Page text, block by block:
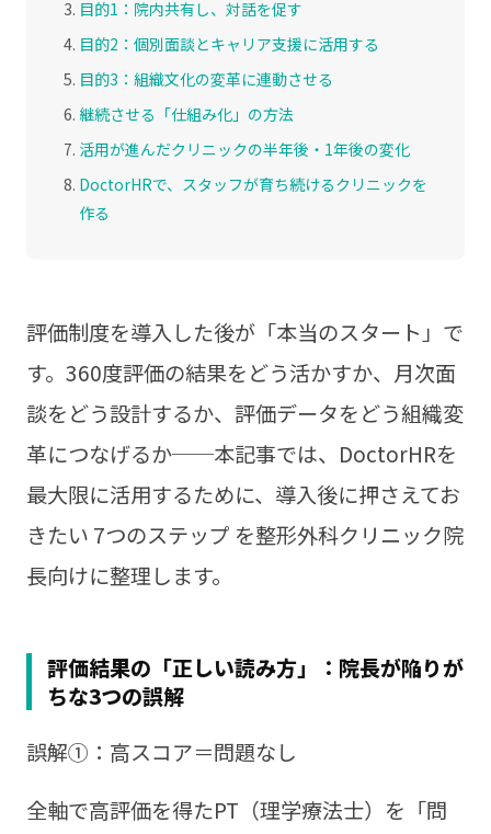
目的1：院内共有し、対話を促す
目的2：個別面談とキャリア支援に活用する
目的3：組織文化の変革に連動させる
継続させる「仕組み化」の方法
活用が進んだクリニックの半年後・1年後の変化
DoctorHRで、スタッフが育ち続けるクリニックを
作る
評価制度を導入した後が「本当のスタート」で
す。360度評価の結果をどう活かすか、月次面
談をどう設計するか、評価データをどう組織変
革につなげるか──本記事では、DoctorHRを
最大限に活用するために、導入後に押さえてお
きたい 7つのステップ を整形外科クリニック院
長向けに整理します。
評価結果の「正しい読み方」：院長が陥りが
ちな3つの誤解
誤解①：高スコア＝問題なし
全軸で高評価を得たPT（理学療法士）を「問